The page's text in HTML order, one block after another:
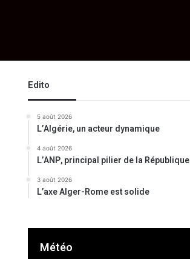
Edito
5 août 2026
L’Algérie, un acteur dynamique
4 août 2026
L’ANP, principal pilier de la République
3 août 2026
L’axe Alger-Rome est solide
Météo